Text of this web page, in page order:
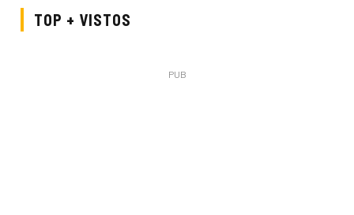
TOP + VISTOS
PUB